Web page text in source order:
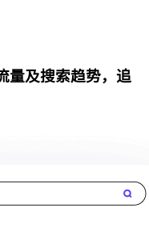
量及搜索趋势，追